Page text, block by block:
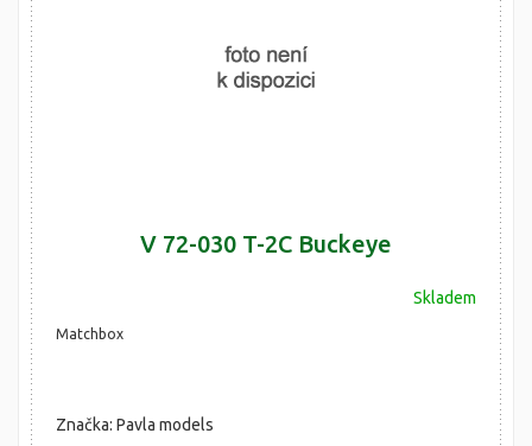
V 72-030 T-2C Buckeye
Skladem
Matchbox
Značka: Pavla models